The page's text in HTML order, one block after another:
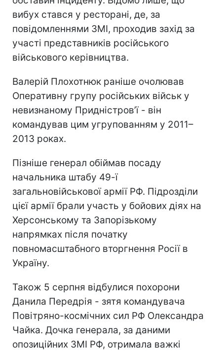
вибух стався у ресторані, де, за
повідомленнями ЗМІ, проходив захід за
участі представників російського
військового керівництва.
Валерій Плохотнюк раніше очолював
Оперативну групу російських військ у
невизнаному Придністров’ї - він
командував цим угрупованням у 2011–
2013 роках.
Пізніше генерал обіймав посаду
начальника штабу 49-ї
загальновійськової армії РФ. Підрозділи
цієї армії брали участь у бойових діях на
Херсонському та Запорізькому
напрямках після початку
повномасштабного вторгнення Росії в
Україну.
Також 5 серпня відбулися похорони
Данила Передрія - зятя командувача
Повітряно-космічних сил РФ Олександра
Чайка. Дочка генерала, за даними
опозиційних ЗМІ РФ, отримала важкі